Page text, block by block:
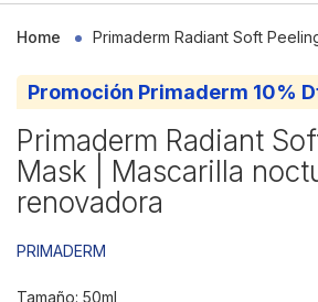
Home Primaderm Radiant Soft
Promoción Primaderm 10%
Primaderm Radiant
Mask | Mascarilla
renovadora
PRIMADERM
Tamaño: 50ml